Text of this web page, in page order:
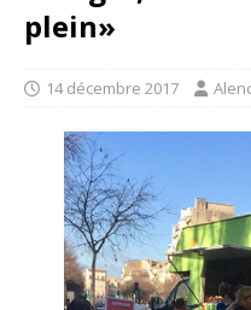
plein»
14 décembre 2017